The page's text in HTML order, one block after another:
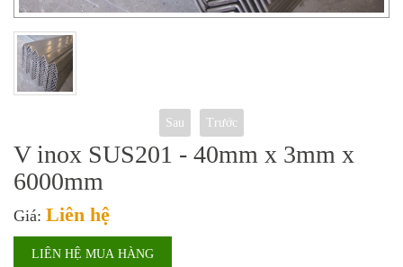
Sau Trước
V inox SUS201 - 40mm x 3mm x
6000mm
Giá: Liên hệ
LIÊN HỆ MUA HÀNG